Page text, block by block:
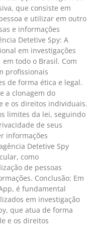
que consiste em
e utilizar em outro
e informações
Detetive Spy: A
em investigações
todo o Brasil. Com
profissionais
de forma ética e legal.
a clonagem do
e os direitos individuais.
limites da lei, seguindo
de seus
informações
Detetive Spy
como
de pessoas
Conclusão: Em
é fundamental
em investigação
que atua de forma
e os direitos